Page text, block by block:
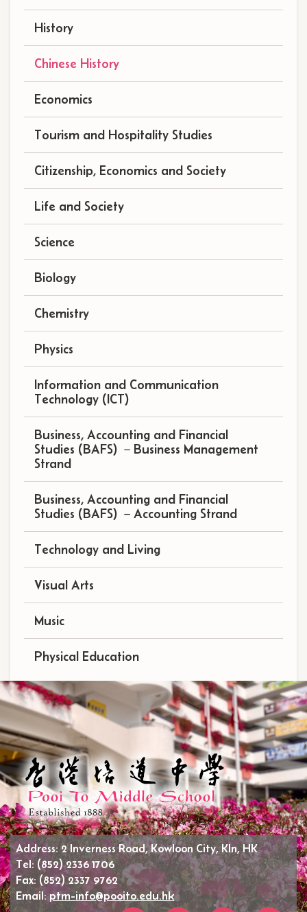
History
Chinese History
Economics
Tourism and Hospitality Studies
Citizenship, Economics and Society
Life and Society
Science
Biology
Chemistry
Physics
Information and Communication
Technology (ICT)
Business, Accounting and Financial
Studies (BAFS) －Business Management
Strand
Business, Accounting and Financial
Studies (BAFS) －Accounting Strand
Technology and Living
Visual Arts
Music
Physical Education
Address:2 Inverness Road, Kowloon City, Kln, HK
Tel: (852) 2336 1706
Fax: (852) 2337 9762
Email:ptm-info@pooito.edu.hk